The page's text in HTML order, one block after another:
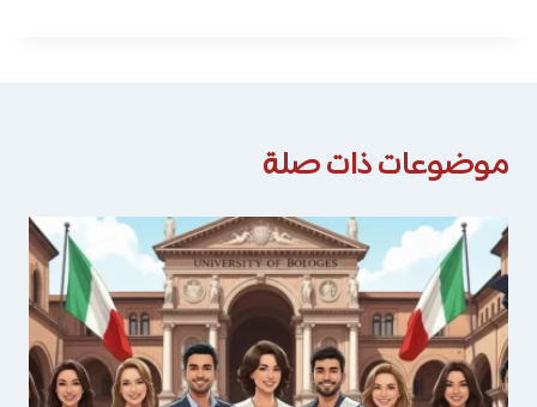
موضوعات ذات صلة